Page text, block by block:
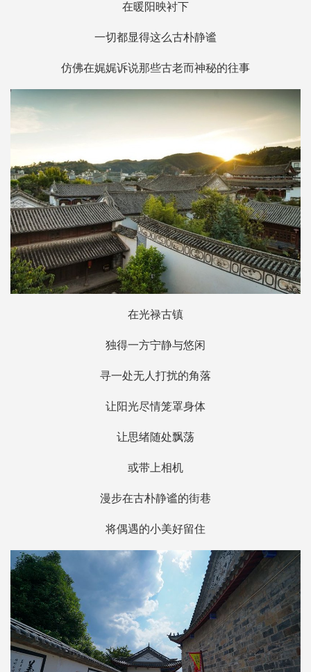
在暖阳映衬下
一切都显得这么古朴静谧
仿佛在娓娓诉说那些古老而神秘的往事
在光禄古镇
独得一方宁静与悠闲
寻一处无人打扰的角落
让阳光尽情笼罩身体
让思绪随处飘荡
或带上相机
漫步在古朴静谧的街巷
将偶遇的小美好留住